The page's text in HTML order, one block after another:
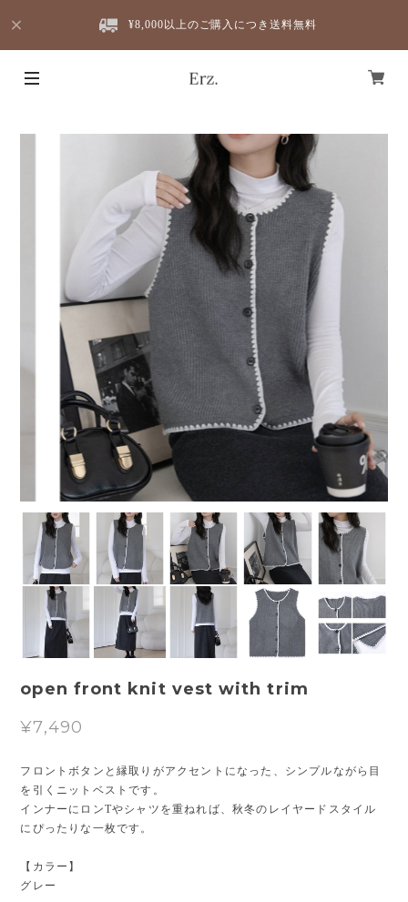
¥8,000以上のご購入につき送料無料
open front knit vest with trim
¥7,490
フロントボタンと縁取りがアクセントになった、シンプルながら目
を引くニットベストです。
インナーにロンTやシャツを重ねれば、秋冬のレイヤードスタイル
にぴったりな一枚です。
【カラー】
グレー